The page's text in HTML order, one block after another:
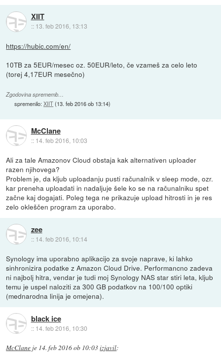
XIIT
:: 13. feb 2016, 13:13
https://hubic.com/en/
10TB za 5EUR/mesec oz. 50EUR/leto, če vzameš za celo leto
(torej 4,17EUR mesečno)
Zgodovina sprememb…
spremenilo:XIIT(13. feb 2016 ob 13:14)
McClane
:: 14. feb 2016, 10:03
Ali za tale Amazonov Cloud obstaja kak alternativen uploader
razen njihovega?
Problem je, da kljub uploadanju pusti računalnik v sleep mode, ozr.
kar preneha uploadati in nadaljuje šele ko se na računalniku spet
začne kaj dogajati. Poleg tega ne prikazuje upload hitrosti in je res
zelo okleščen program za uporabo.
zee
:: 14. feb 2016, 10:14
Synology ima uporabno aplikacijo za svoje naprave, ki lahko
sinhronizira podatke z Amazon Cloud Drive. Performancno zadeva
ni najbolj hitra, vendar je tudi moj Synology NAS star stiri leta, kljub
temu je uspel naloziti za 300 GB podatkov na 100/100 optiki
(mednarodna linija je omejena).
black ice
:: 14. feb 2016, 10:30
McClane je 14. feb 2016 ob 10:03izjavil: